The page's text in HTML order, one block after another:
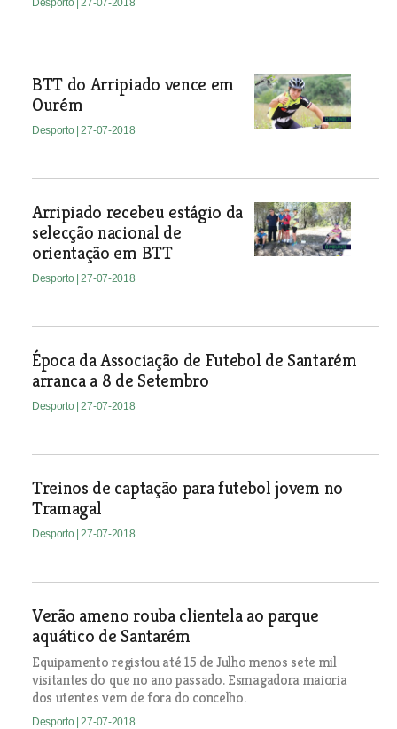
BTT do Arripiado vence em
Ourém
Desporto | 27-07-2018
Arripiado recebeu estágio da
selecção nacional de
orientação em BTT
Desporto | 27-07-2018
Época da Associação de Futebol de Santarém
arranca a 8 de Setembro
Desporto | 27-07-2018
Treinos de captação para futebol jovem no
Tramagal
Desporto | 27-07-2018
Verão ameno rouba clientela ao parque
aquático de Santarém
Equipamento registou até 15 de Julho menos sete mil
visitantes do que no ano passado. Esmagadora maioria
dos utentes vem de fora do concelho.
Desporto | 27-07-2018